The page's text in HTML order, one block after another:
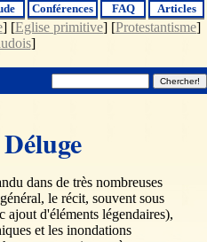
Conférences FAQ Articles
] [Eglise primitive] [Protestantisme]
]
dans de très nombreuses
le récit, souvent sous
ajout d'éléments légendaires),
et les inondations